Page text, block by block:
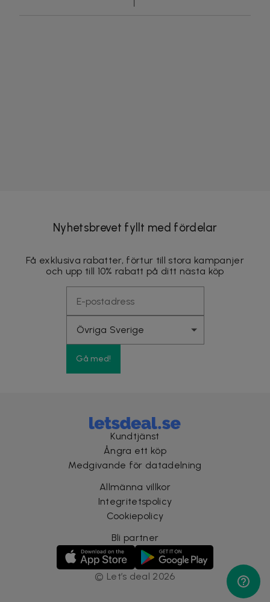
Nyhetsbrevet fyllt med fördelar
Få exklusiva rabatter, förtur till stora kampanjer
och upp till 10% rabatt på ditt nästa köp
Gå med!
Kundtjänst
Ångra ett köp
Medgivande för datadelning
Allmänna villkor
Integritetspolicy
Cookiepolicy
Bli partner
© Let’s deal 2026